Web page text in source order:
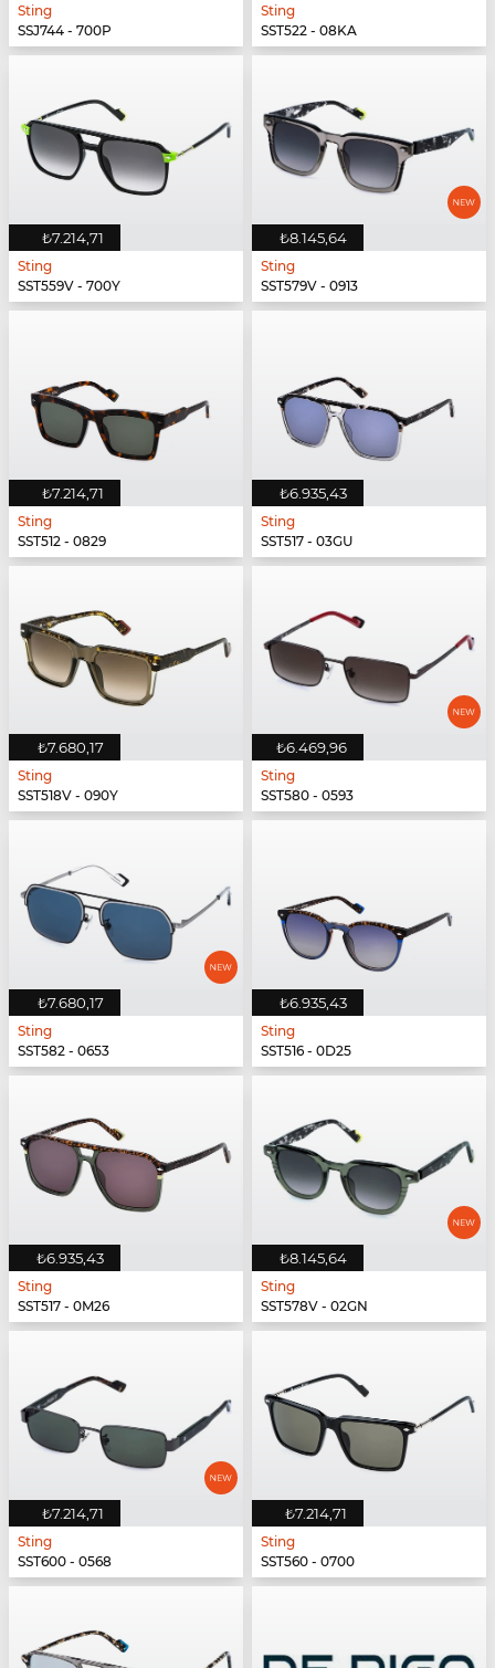
Sting
SSJ744 - 700P
Sting
SST522 - 08KA
₺7.214,71
Sting
SST559V - 700Y
₺8.145,64
Sting
SST579V - 0913
₺7.214,71
Sting
SST512 - 0829
₺6.935,43
Sting
SST517 - 03GU
₺7.680,17
Sting
SST518V - 090Y
₺6.469,96
Sting
SST580 - 0593
₺7.680,17
Sting
SST582 - 0653
₺6.935,43
Sting
SST516 - 0D25
₺6.935,43
Sting
SST517 - 0M26
₺8.145,64
Sting
SST578V - 02GN
₺7.214,71
Sting
SST600 - 0568
₺7.214,71
Sting
SST560 - 0700